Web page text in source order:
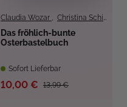
Claudia Wozar , Christina Schinagl
Das fröhlich-bunte
Osterbastelbuch
Sofort Lieferbar
13,99 €
10,00 €